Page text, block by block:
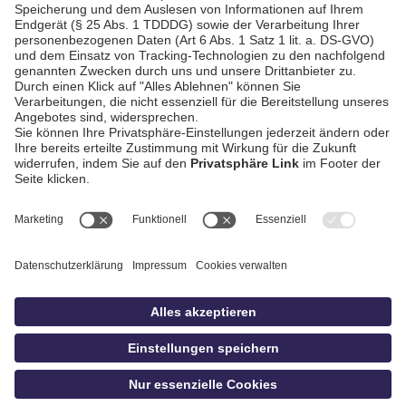
AGB / Gewinnspiele
Datenschutz
Impressum
idowa.de
Privatsphäre